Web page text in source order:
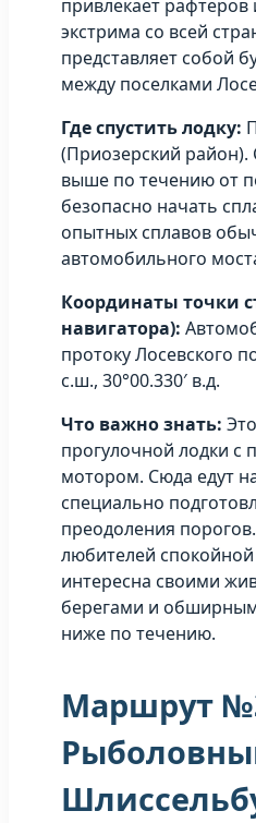
привлекает
экстрима со всей
представляет собой
между поселками
Где спустить лодку:
(Приозерский район).
выше по течению от
безопасно начать
опытных сплавов
автомобильного
Координаты точки
навигатора):
протоку Лосевского
с.ш., 30°00.330′ в.д.
Что важно знать:
прогулочной лодки с
мотором. Сюда едут
специально
преодоления
любителей
интересна своими
берегами и
ниже по течению.
Маршрут